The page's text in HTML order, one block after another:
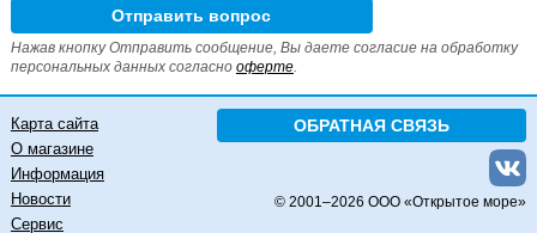
Нажав кнопку Отправить сообщение, Вы даете согласие на обработку
персональных данных согласно оферте.
ОБРАТНАЯ СВЯЗЬ
© 2001–2026 ООО «Открытое море»
Карта сайта
О магазине
Информация
Новости
Сервис